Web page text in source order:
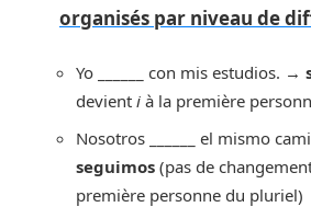
organisés par niveau de
Yo ______ con mis estudios. →
devient i à la première
Nosotros ______ el mismo
seguimos (pas de
première personne du pluriel)